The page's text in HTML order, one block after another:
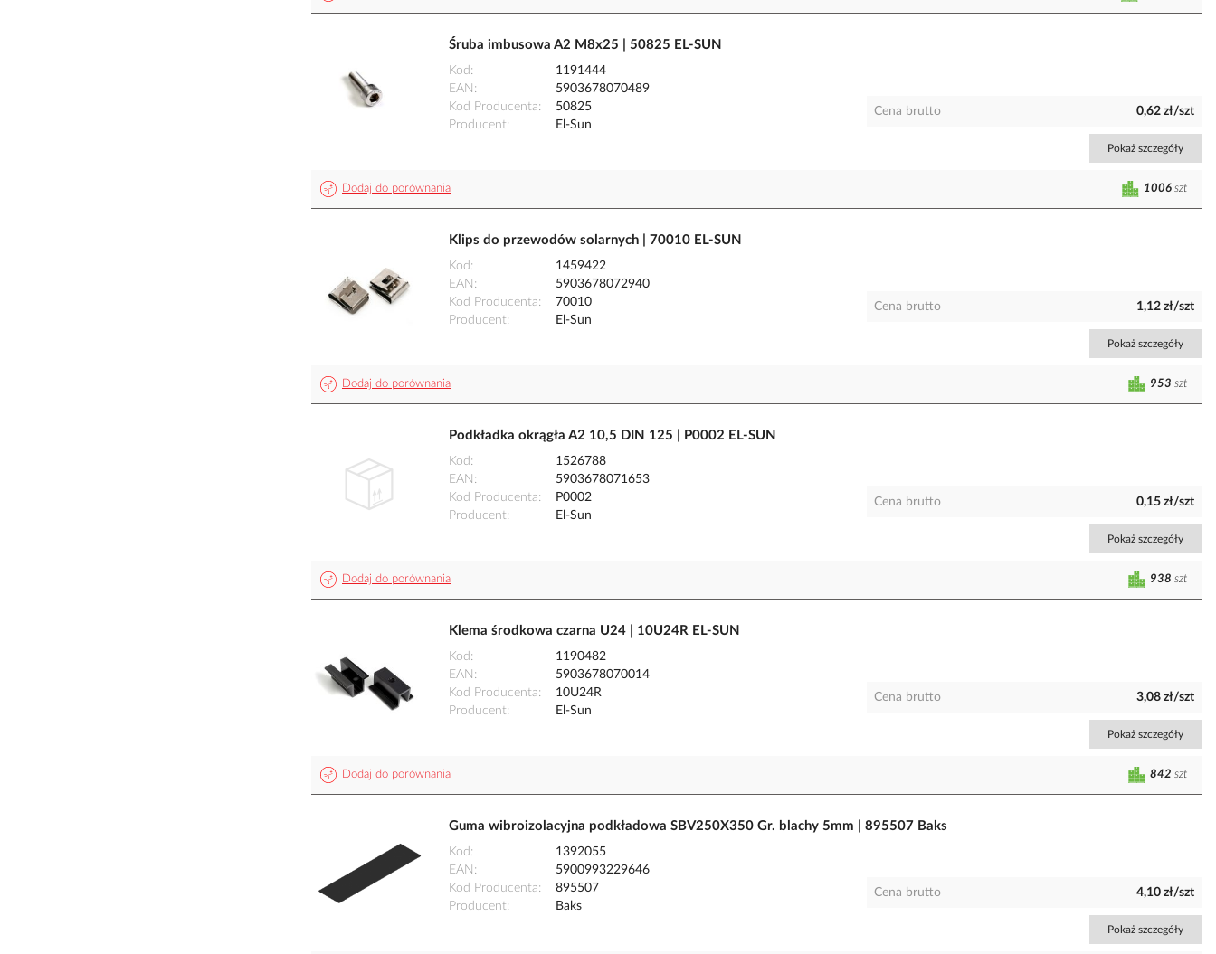
Śruba imbusowa A2 M8x25 | 50825 EL-SUN
Kod
1191444
EAN
5903678070489
Kod Producenta
50825
Producent
El-Sun
Cena brutto 0,62 zł/szt
Pokaż szczegóły
Dodaj do porównania 1006 szt
Klips do przewodów solarnych | 70010 EL-SUN
Kod
1459422
EAN
5903678072940
Kod Producenta
70010
Producent
El-Sun
Cena brutto 1,12 zł/szt
Pokaż szczegóły
Dodaj do porównania 953 szt
Podkładka okrągła A2 10,5 DIN 125 | P0002 EL-SUN
Kod
1526788
EAN
5903678071653
Kod Producenta
P0002
Producent
El-Sun
Cena brutto 0,15 zł/szt
Pokaż szczegóły
Dodaj do porównania 938 szt
Klema środkowa czarna U24 | 10U24R EL-SUN
Kod
1190482
EAN
5903678070014
Kod Producenta
10U24R
Producent
El-Sun
Cena brutto 3,08 zł/szt
Pokaż szczegóły
Dodaj do porównania 842 szt
Guma wibroizolacyjna podkładowa SBV250X350 Gr. blachy 5mm | 895507 Baks
Kod
1392055
EAN
5900993229646
Kod Producenta
895507
Producent
Baks
Cena brutto 4,10 zł/szt
Pokaż szczegóły